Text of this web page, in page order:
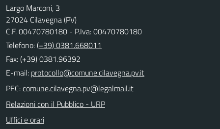
Largo Marconi, 3
27024 Cilavegna (PV)
C.F. 00470780180 - P.Iva: 00470780180
Telefono:(+39) 0381.668011
Fax: (+39) 0381.96392
E-mail:
PEC:
Relazioni con il Pubblico - URP
Uffici e orari